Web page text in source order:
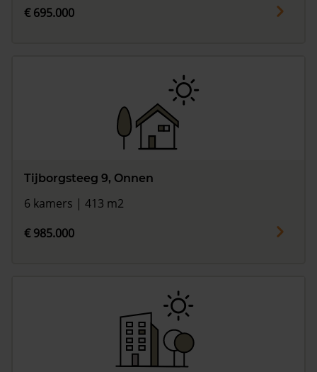
€ 695.000
Tijborgsteeg 9, Onnen
6 kamers | 413 m2
€ 985.000